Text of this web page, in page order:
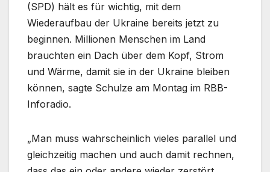
(SPD) hält es für wichtig, mit dem
Wiederaufbau der Ukraine bereits jetzt zu
beginnen. Millionen Menschen im Land
brauchten ein Dach über dem Kopf, Strom
und Wärme, damit sie in der Ukraine bleiben
können, sagte Schulze am Montag im RBB-
Inforadio.
„Man muss wahrscheinlich vieles parallel und
gleichzeitig machen und auch damit rechnen,